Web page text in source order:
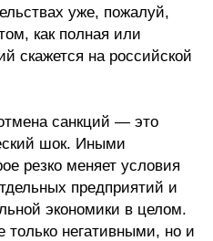
уже, пожалуй,
как полная или
скажется на российской
санкций — это
шок. Иными
резко меняет условия
предприятий и
экономики в целом.
негативными, но и